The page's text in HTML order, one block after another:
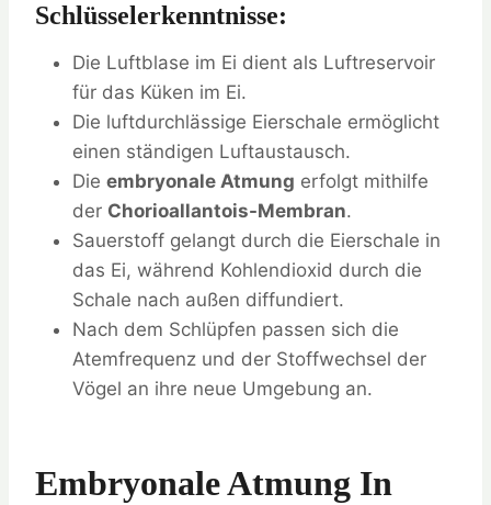
Schlüsselerkenntnisse:
Die Luftblase im Ei dient als Luftreservoir
für das Küken im Ei.
Die luftdurchlässige Eierschale ermöglicht
einen ständigen Luftaustausch.
Die embryonale Atmung erfolgt mithilfe
der Chorioallantois-Membran.
Sauerstoff gelangt durch die Eierschale in
das Ei, während Kohlendioxid durch die
Schale nach außen diffundiert.
Nach dem Schlüpfen passen sich die
Atemfrequenz und der Stoffwechsel der
Vögel an ihre neue Umgebung an.
Embryonale Atmung In